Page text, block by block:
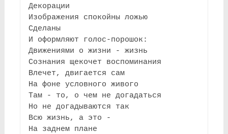
Декорации
Изображения спокойны ложью
Сделаны
И оформляют голос-порошок:
Движениями о жизни - жизнь
Сознания щекочет воспоминания
Влечет, двигается сам
На фоне условного живого
Там - то, о чем не догадаться
Но не догадываются так
Всю жизнь, а это -
На заднем плане